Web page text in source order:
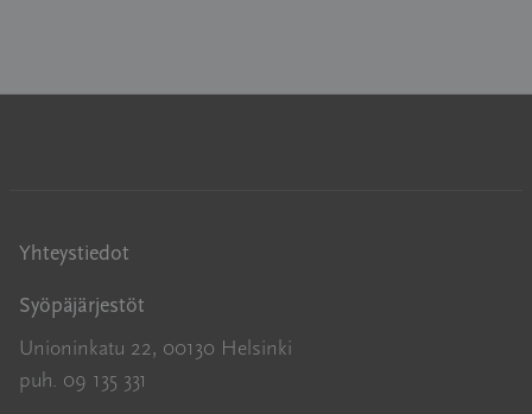
Yhteystiedot
Syöpäjärjestöt
Unioninkatu 22, 00130 Helsinki
puh. 09 135 331